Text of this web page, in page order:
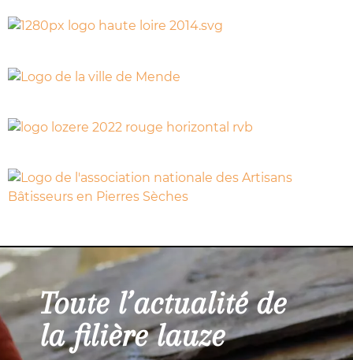
Toute l’actualité de
la filière lauze